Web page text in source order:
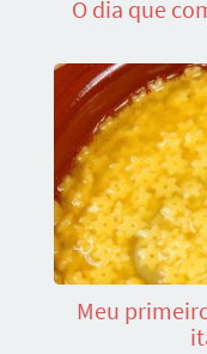
O dia que
Meu